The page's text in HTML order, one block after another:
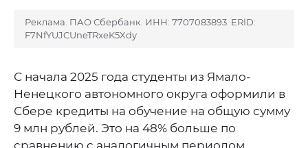
Реклама. ПАО Сбербанк. ИНН: 7707083893. ERİD:
F7NfYUJCUneTRxeK5Xdy
С начала 2025 года студенты из Ямало-
Ненецкого автономного округа оформили в
Сбере кредиты на обучение на общую сумму
9 млн рублей. Это на 48% больше по